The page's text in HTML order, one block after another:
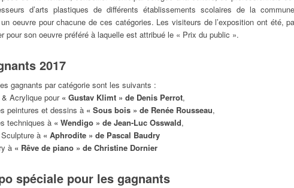
d’arts plastiques de différents établissements scolaires de la
oeuvre pour chacune de ces catégories. Les visiteurs de l’exposition ont été,
pour son oeuvre préféré à laquelle est attribué le « Prix du public ».
2017
gagnants par catégorie sont les suivants :
Acrylique pour « Gustav Klimt » de Denis Perrot,
peintures et dessins à « Sous bois » de Renée Rousseau,
techniques à « Wendigo » de Jean-Luc Osswald,
à« Aphrodite » de Pascal Baudry
à « Rêve de piano » de Christine Dornier
spéciale pour les gagnants
02